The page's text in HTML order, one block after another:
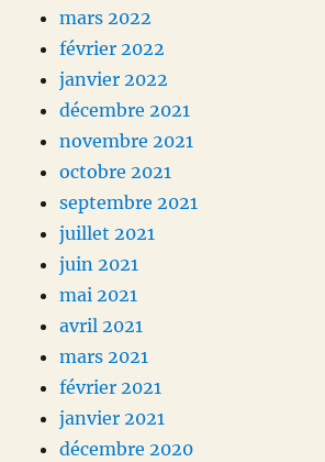
mars 2022
février 2022
janvier 2022
décembre 2021
novembre 2021
octobre 2021
septembre 2021
juillet 2021
juin 2021
mai 2021
avril 2021
mars 2021
février 2021
janvier 2021
décembre 2020